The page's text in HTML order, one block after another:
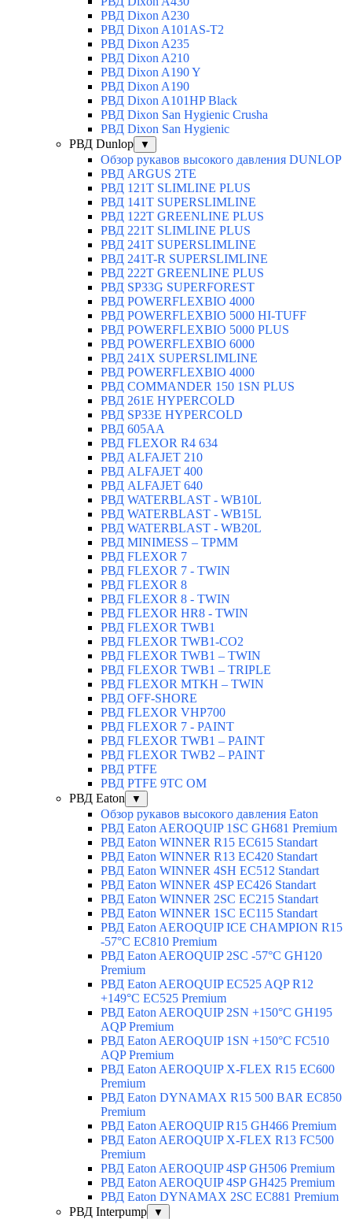
РВД Dixon A230
РВД Dixon A101AS-T2
РВД Dixon A235
РВД Dixon A210
РВД Dixon A190 Y
РВД Dixon A190
РВД Dixon A101HP Black
РВД Dixon San Hygienic Crusha
РВД Dixon San Hygienic
РВД Dunlop
▼
Обзор рукавов высокого давления DUNLOP
РВД ARGUS 2TE
РВД 121T SLIMLINE PLUS
РВД 141T SUPERSLIMLINE
РВД 122T GREENLINE PLUS
РВД 221T SLIMLINE PLUS
РВД 241T SUPERSLIMLINE
РВД 241T-R SUPERSLIMLINE
РВД 222T GREENLINE PLUS
РВД SP33G SUPERFOREST
РВД POWERFLEXBIO 4000
РВД POWERFLEXBIO 5000 HI-TUFF
РВД POWERFLEXBIO 5000 PLUS
РВД POWERFLEXBIO 6000
РВД 241X SUPERSLIMLINE
РВД POWERFLEXBIO 4000
РВД СOMMANDER 150 1SN PLUS
РВД 261E HYPERCOLD
РВД SP33E HYPERCOLD
РВД 605AA
РВД FLEXOR R4 634
РВД ALFAJET 210
РВД ALFAJET 400
РВД ALFAJET 640
РВД WATERBLAST - WB10L
РВД WATERBLAST - WB15L
РВД WATERBLAST - WB20L
РВД MINIMESS – TPMM
РВД FLEXOR 7
РВД FLEXOR 7 - TWIN
РВД FLEXOR 8
РВД FLEXOR 8 - TWIN
РВД FLEXOR HR8 - TWIN
РВД FLEXOR TWB1
РВД FLEXOR TWB1-CO2
РВД FLEXOR TWB1 – TWIN
РВД FLEXOR TWB1 – TRIPLE
РВД FLEXOR MTKH – TWIN
РВД OFF-SHORE
РВД FLEXOR VHP700
РВД FLEXOR 7 - PAINT
РВД FLEXOR TWB1 – PAINT
РВД FLEXOR TWB2 – PAINT
РВД PTFE
РВД PTFE 9TC OM
РВД Eaton
▼
Обзор рукавов высокого давления Eaton
РВД Eaton AEROQUIP 1SC GH681 Premium
РВД Eaton WINNER R15 EC615 Standart
РВД Eaton WINNER R13 EC420 Standart
РВД Eaton WINNER 4SH EC512 Standart
РВД Eaton WINNER 4SP EC426 Standart
РВД Eaton WINNER 2SC EC215 Standart
РВД Eaton WINNER 1SC EC115 Standart
РВД Eaton AEROQUIP ICE CHAMPION R15
-57°C EC810 Premium
РВД Eaton AEROQUIP 2SC -57°C GH120
Premium
РВД Eaton AEROQUIP EC525 AQP R12
+149°C EC525 Premium
РВД Eaton AEROQUIP 2SN +150°C GH195
AQP Premium
РВД Eaton AEROQUIP 1SN +150°C FC510
AQP Premium
РВД Eaton AEROQUIP X-FLEX R15 EC600
Premium
РВД Eaton DYNAMAX R15 500 BAR EC850
Premium
РВД Eaton AEROQUIP R15 GH466 Premium
РВД Eaton AEROQUIP X-FLEX R13 FC500
Premium
РВД Eaton AEROQUIP 4SP GH506 Premium
РВД Eaton AEROQUIP 4SP GH425 Premium
РВД Eaton DYNAMAX 2SC EC881 Premium
РВД Interpump
▼